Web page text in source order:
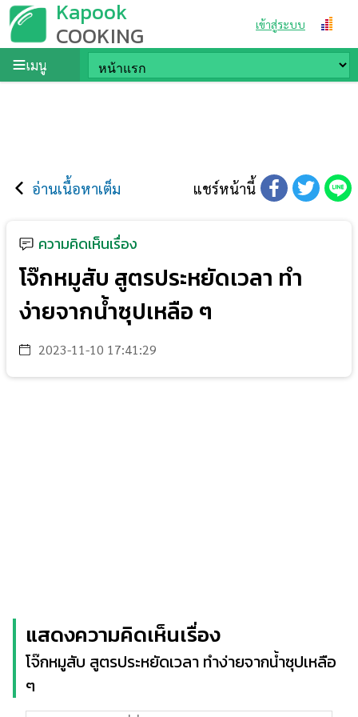
Kapook
COOKING เข้าสู่ระบบ
เมนู
อ่านเนื้อหาเต็ม แชร์หน้านี้
ความคิดเห็นเรื่อง
โจ๊กหมูสับ สูตรประหยัดเวลา ทำ
ง่ายจากน้ำซุปเหลือ ๆ
2023-11-10 17:41:29
แสดงความคิดเห็นเรื่อง
โจ๊กหมูสับ สูตรประหยัดเวลา ทำง่ายจากน้ำซุปเหลือ
ๆ